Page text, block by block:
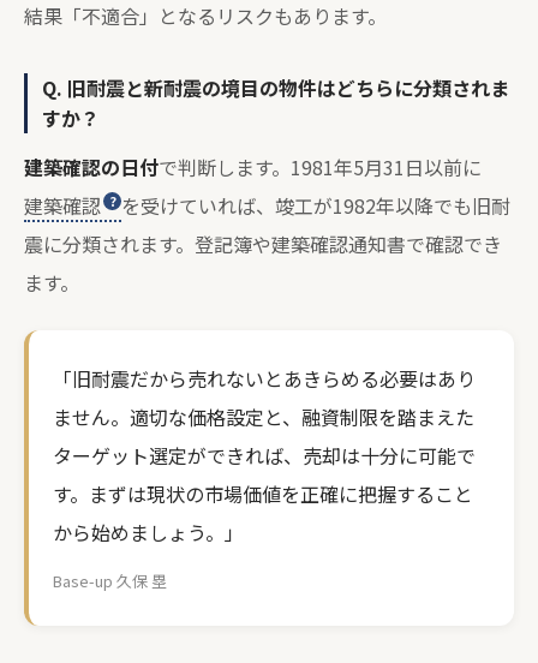
結果「不適合」となるリスクもあります。
Q. 旧耐震と新耐震の境目の物件はどちらに分類されま
すか？
建築確認の日付で判断します。1981年5月31日以前に
建築確認
を受けていれば、竣工が1982年以降でも旧耐
震に分類されます。登記簿や建築確認通知書で確認でき
ます。
「旧耐震だから売れないとあきらめる必要はあり
ません。適切な価格設定と、融資制限を踏まえた
ターゲット選定ができれば、売却は十分に可能で
す。まずは現状の市場価値を正確に把握すること
から始めましょう。」
Base-up 久保 塁